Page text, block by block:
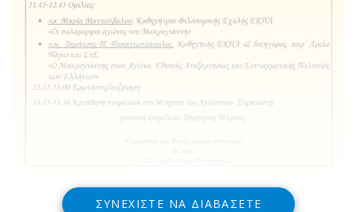
ΣΥΝΕΧΊΣΤΕ ΝΑ ΔΙΑΒΆΣΕΤΕ